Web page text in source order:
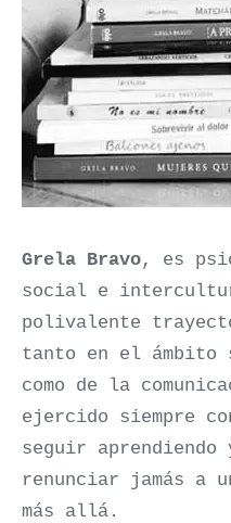
Grela Bravo, es
social e
polivalente
tanto en el
como de la
ejercido siempre
seguir
renunciar jamás a
más allá.